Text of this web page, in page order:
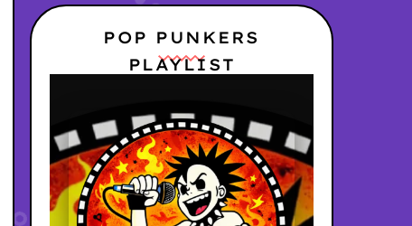
POP PUNKERS
PLAYLIST